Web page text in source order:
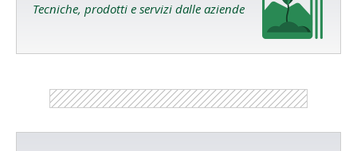
Tecniche, prodotti e servizi dalle aziende